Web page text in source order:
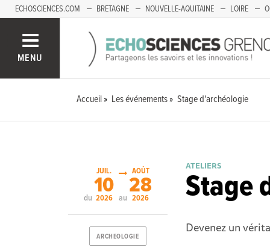
ECHOSCIENCES.COM BRETAGNE NOUVELLE-AQUITAINE LOIRE
MENU
Accueil Les événements Stage d'archéologie
ATELIERS
Stage
Devenez un
du
JUIL.
10
2026 au
AOÛT
28
2026
ARCHEOLOGIE